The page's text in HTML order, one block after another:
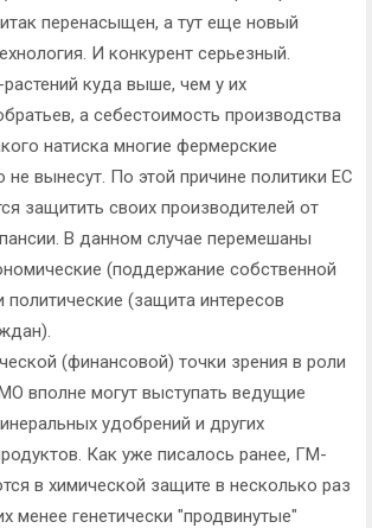
перенасыщен, а тут еще новый
И конкурент серьезный.
куда выше, чем у их
а себестоимость производства
натиска многие фермерские
не вынесут. По этой причине политики ЕС
защитить своих производителей от
В данном случае перемешаны
(поддержание собственной
политические (защита интересов
(финансовой) точки зрения в роли
вполне могут выступать ведущие
удобрений и других
Как уже писалось ранее, ГМ-
в химической защите в несколько раз
менее генетически "продвинутые"